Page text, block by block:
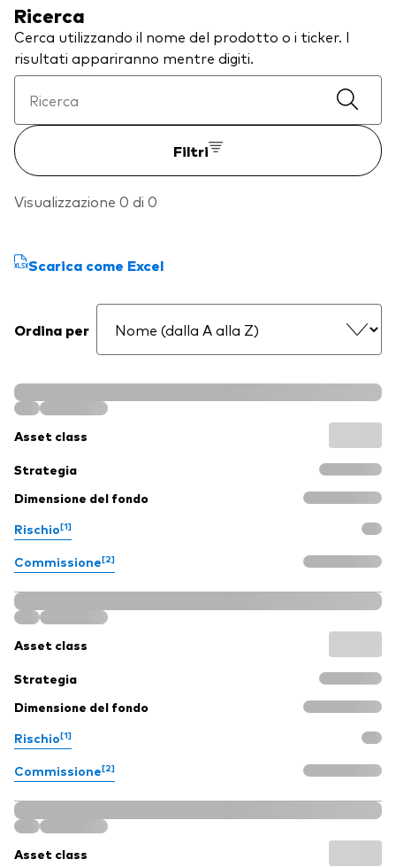
Ricerca
Cerca utilizzando il nome del prodotto o i ticker. I
risultati appariranno mentre digiti.
Filtri
Visualizzazione 0 di 0
Scarica come Excel
Ordina per
Asset class
Strategia
Dimensione del fondo
Rischio[1]
Commissione[2]
Asset class
Strategia
Dimensione del fondo
Rischio[1]
Commissione[2]
Asset class